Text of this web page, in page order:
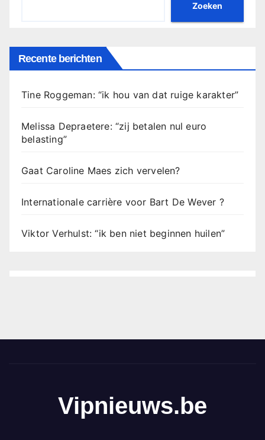
Zoeken
Recente berichten
Tine Roggeman: “ik hou van dat ruige karakter”
Melissa Depraetere: “zij betalen nul euro
belasting”
Gaat Caroline Maes zich vervelen?
Internationale carrière voor Bart De Wever ?
Viktor Verhulst: “ik ben niet beginnen huilen”
Vipnieuws.be